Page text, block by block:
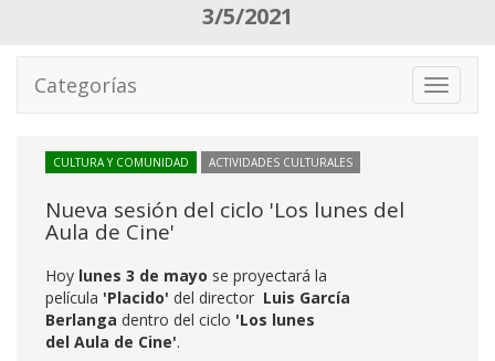
3/5/2021
Toggle
Categorías
CULTURA Y COMUNIDAD ACTIVIDADES CULTURALES
Nueva sesión del ciclo 'Los lunes del
Aula de Cine'
Hoy lunes 3 de mayo se proyectará la
película 'Placido' del director Luis García
Berlanga dentro del ciclo 'Los lunes
del Aula de Cine'.